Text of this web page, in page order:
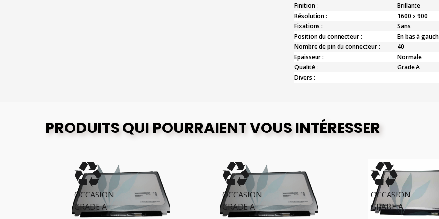
Finition :
Brillante
Résolution :
1600 x 900
Fixations :
Sans
Position du connecteur :
En bas à
Nombre de pin du connecteur :
40
Epaisseur :
Normale
Qualité :
Grade A
Divers :
PRODUITS QUI POURRAIENT VOUS INTÉRESSER
OCCASION
GRADE A
OCCASION
GRADE A
OCCASION
GRADE A